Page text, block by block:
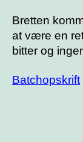
Bretten
at være en
bitter og
Batchopskrift